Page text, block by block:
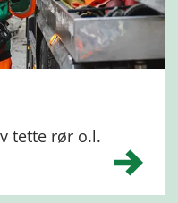
tette rør o.l.